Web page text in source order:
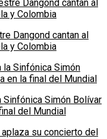
Dangond cantan al
y Colombia
Sinfónica Simón Bolívar
del Mundial